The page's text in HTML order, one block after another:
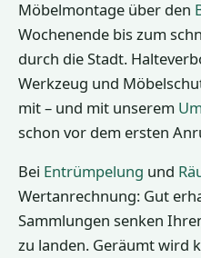
Möbelmontage über den
Wochenende bis zum
durch die Stadt.
Werkzeug und
mit – und mit unserem
schon vor dem ersten
Bei Entrümpelung und
Wertanrechnung: Gut
Sammlungen senken
zu landen. Geräumt wird